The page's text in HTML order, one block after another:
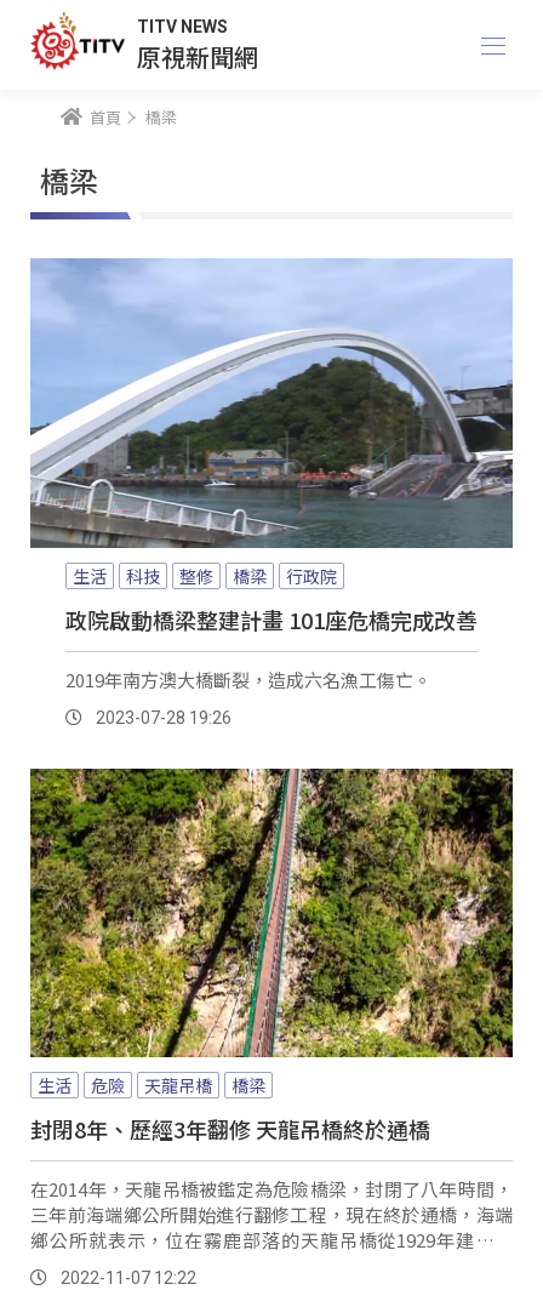
TITV NEWS
原視新聞網
首頁 橋梁
橋梁
生活 科技 整修 橋梁 行政院
政院啟動橋梁整建計畫 101座危橋完成改善
2019年南方澳大橋斷裂，造成六名漁工傷亡。
2023-07-28 19:26
生活 危險 天龍吊橋 橋梁
封閉8年、歷經3年翻修 天龍吊橋終於通橋
在2014年，天龍吊橋被鑑定為危險橋梁，封閉了八年時間，
三年前海端鄉公所開始進行翻修工程，現在終於通橋，海端
鄉公所就表示，位在霧鹿部落的天龍吊橋從1929年建造至
今，歷經多次翻修，才有現在全新面貌，天...。
2022-11-07 12:22